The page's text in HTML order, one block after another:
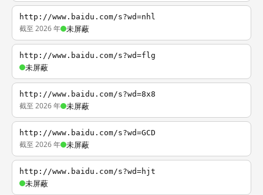
http://www.baidu.com/s?wd=nhl
截至 2026 年 未屏蔽
http://www.baidu.com/s?wd=flg
未屏蔽
http://www.baidu.com/s?wd=8x8
截至 2026 年 未屏蔽
http://www.baidu.com/s?wd=GCD
截至 2026 年 未屏蔽
http://www.baidu.com/s?wd=hjt
未屏蔽